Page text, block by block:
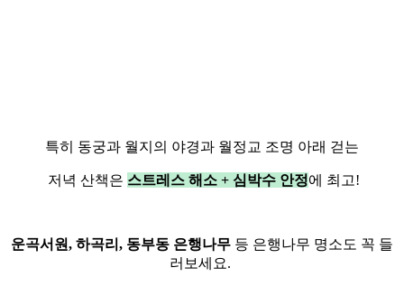
특히 동궁과 월지의 야경과 월정교 조명 아래 걷는
저녁 산책은 스트레스 해소 + 심박수 안정에 최고!
운곡서원, 하곡리, 동부동 은행나무 등 은행나무 명소도 꼭 들
러보세요.